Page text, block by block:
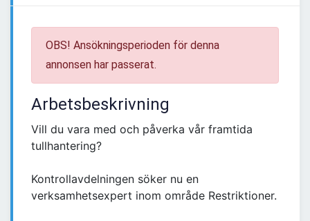
OBS! Ansökningsperioden för denna
annonsen har passerat.
Arbetsbeskrivning
Vill du vara med och påverka vår framtida
tullhantering?
Kontrollavdelningen söker nu en
verksamhetsexpert inom område Restriktioner.